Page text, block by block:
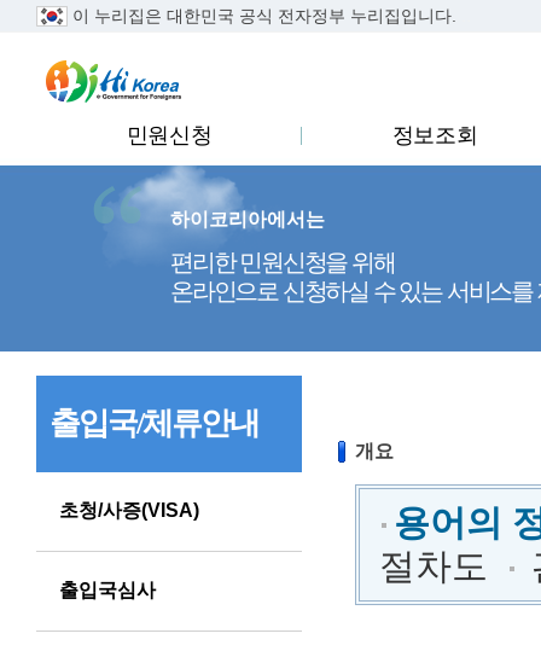
이 누리집은 대한민국 공식 전자정부 누리집입니다.
민원신청 정보조회
하이코리아에서는
편리한 민원신청을 위해
온라인으로 신청하실 수 있는 서비스를
출입국/체류안내
초청/사증(VISA)
출입국심사
개요
용어의
절차도